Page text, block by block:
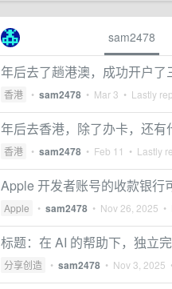
sam2478
年后去了趟港澳，成功开户
香港 • sam2478 • Mar 3 • Lastly
年后去香港，除了办卡，还有
香港 • sam2478 • Feb 11 • Lastly
Apple 开发者账号的收款银行
Apple • sam2478 • Nov 26, 2025 •
标题：在 AI 的帮助下，独立
分享创造 • sam2478 • Nov 3, 2025